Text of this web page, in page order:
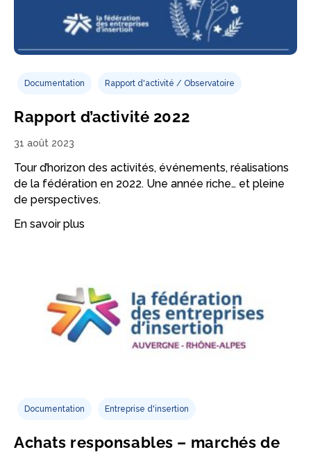
Documentation Rapport d'activité / Observatoire
Rapport d’activité 2022
31 août 2023
Tour d’horizon des activités, événements, réalisations
de la fédération en 2022. Une année riche… et pleine
de perspectives.
En savoir plus
Documentation Entreprise d'insertion
Achats responsables – marchés de